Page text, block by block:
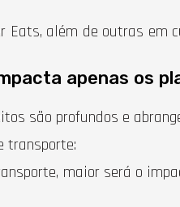
além de outras em
apenas os
são profundos e
transporte:
maior será o